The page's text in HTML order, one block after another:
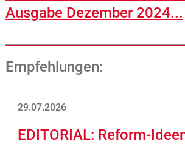
Ausgabe Dezember 2024...
Empfehlungen:
29.07.2026
EDITORIAL: Reform-